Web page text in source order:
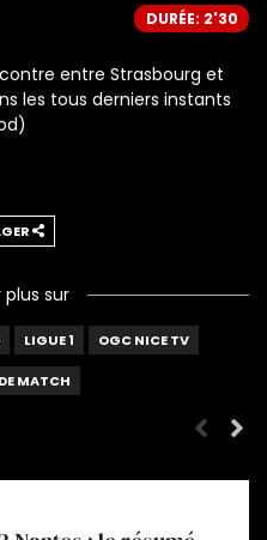
DURÉE: 2'30
entre Strasbourg et
les tous derniers instants
plus sur
LIGUE 1 OGC NICE TV
MATCH
: le résumé vidéo